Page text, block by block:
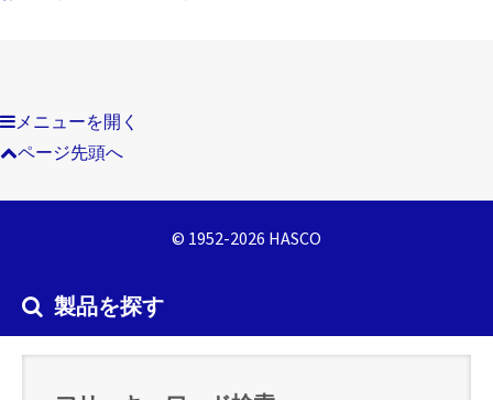
メニューを開く
ページ先頭へ
© 1952-2026 HASCO
製品を探す